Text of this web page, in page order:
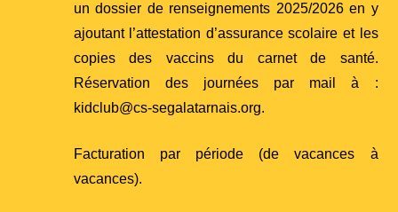
un dossier de renseignements 2025/2026 en y
ajoutant l’attestation d’assurance scolaire et les
copies des vaccins du carnet de santé.
Réservation des journées par mail à :
kidclub@cs-segalatarnais.org.
Facturation par période (de vacances à
vacances).